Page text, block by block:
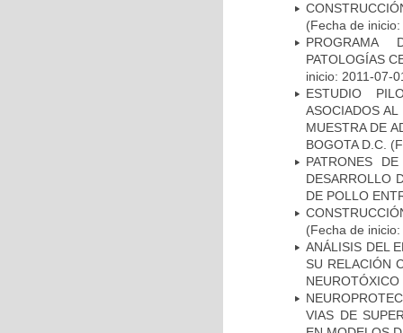
(Fecha de
PROGRAMA
PATOLOGÍAS
inicio: 2011-07-
ESTUDIO
ASOCIADOS
MUESTRA DE
BOGOTA D.C.
PATRONES
DESARROLLO
DE POLLO
(Fecha de
ANÁLISIS DEL
SU RELACIÓN
NEUROTÓXICO
VIAS DE